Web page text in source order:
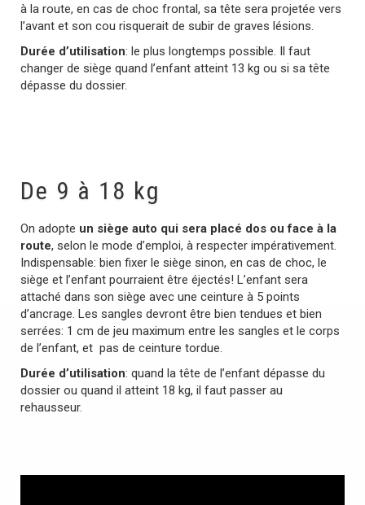
à la route, en cas de choc frontal, sa tête sera projetée vers
l’avant et son cou risquerait de subir de graves lésions.
Durée d’utilisation: le plus longtemps possible. Il faut
changer de siège quand l’enfant atteint 13 kg ou si sa tête
dépasse du dossier.
De 9 à 18 kg
On adopte un siège auto qui sera placé dos ou face à la
route, selon le mode d’emploi, à respecter impérativement.
Indispensable: bien fixer le siège sinon, en cas de choc, le
siège et l’enfant pourraient être éjectés! L’enfant sera
attaché dans son siège avec une ceinture à 5 points
d’ancrage. Les sangles devront être bien tendues et bien
serrées: 1 cm de jeu maximum entre les sangles et le corps
de l’enfant, et pas de ceinture tordue.
Durée d’utilisation: quand la tête de l’enfant dépasse du
dossier ou quand il atteint 18 kg, il faut passer au
rehausseur.